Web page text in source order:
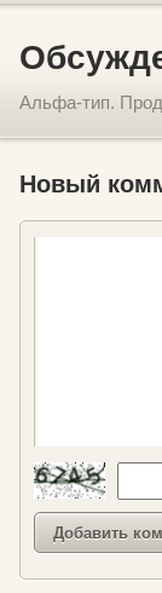
Альфа-тип.
Новый